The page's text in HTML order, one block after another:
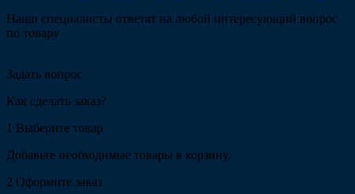
Наши специалисты ответят на любой интересующий вопрос
по товару
Задать вопрос
Как сделать заказ?
1 Выберите товар
Добавьте необходимые товары в корзину.
2 Оформите заказ